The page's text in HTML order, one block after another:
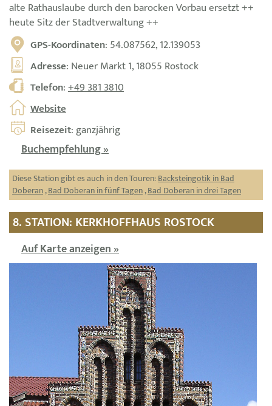
alte Rathauslaube durch den barocken Vorbau ersetzt ++
heute Sitz der Stadtverwaltung ++
GPS-Koordinaten: 54.087562, 12.139053
Adresse: Neuer Markt 1, 18055 Rostock
Telefon:+49 381 3810
Website
Reisezeit: ganzjährig
Buchempfehlung »
Diese Station gibt es auch in den Touren:Backsteingotik in Bad
Doberan,Bad Doberan in fünf Tagen,Bad Doberan in drei Tagen
8. STATION: KERKHOFFHAUS ROSTOCK
Auf Karte anzeigen »